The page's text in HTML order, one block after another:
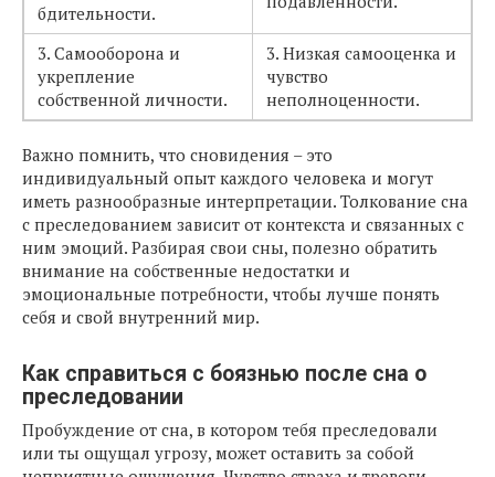
бдительности.
3. Самооборона и
укрепление
собственной личности.
3. Низкая самооценка и
чувство
неполноценности.
Важно помнить, что сновидения – это
индивидуальный опыт каждого человека и могут
иметь разнообразные интерпретации. Толкование сна
с преследованием зависит от контекста и связанных с
ним эмоций. Разбирая свои сны, полезно обратить
внимание на собственные недостатки и
эмоциональные потребности, чтобы лучше понять
себя и свой внутренний мир.
Как справиться с боязнью после сна о
преследовании
Пробуждение от сна, в котором тебя преследовали
или ты ощущал угрозу, может оставить за собой